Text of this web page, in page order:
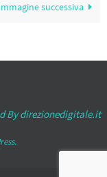
successiva
By direzionedigitale.it